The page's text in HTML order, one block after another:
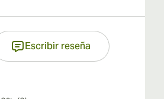
Escribir reseña